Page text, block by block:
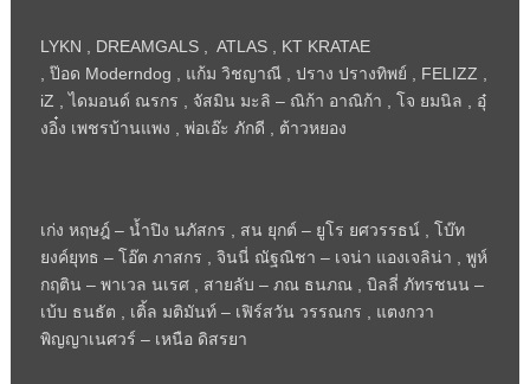
LYKN , DREAMGALS , ATLAS , KT KRATAE
ป๊อด Moderndog , แก้ม วิชญาณี ปราง ปรางทิพย์
, FELIZZ ,
iZ ,ไดมอนด์ ณรกร จัสมิน มะลิ – ณิก้า อาณิก้า โจ ยมนิล
อุ๋
งอิ๋ง เพชรบ้านแพง
พ่อเอ๊ะ ภักดี ต้าวหยอง
เก่ง หฤษฎ์ – น้ำปิง นภัสกร สน ยุกต์ – ยูโร ยศวรรธน์
โบ๊ท
ยงค์ยุทธ – โอ๊ต ภาสกร
จินนี่ ณัฐณิชา – เจน่า แองเจลิน่า
พูห์
กฤติน – พาเวล นเรศ
สายลับ – ภณ ธนภณ
บิลลี่ ภัทรชนน –
เบ้บ ธนธัต
เติ้ล มติมันท์ – เฟิร์สวัน วรรณกร
แตงกวา
พิญญาเนศวร์ – เหนือ ดิสรยา